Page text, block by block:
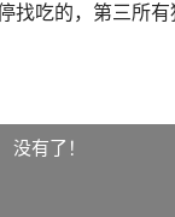
找吃的，第三所
没有了！